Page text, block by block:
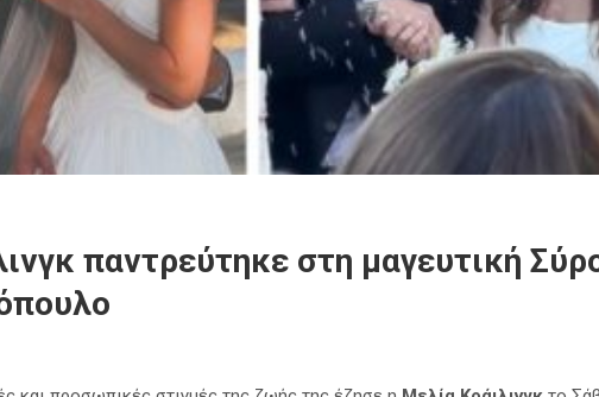
παντρεύτηκε στη μαγευτική